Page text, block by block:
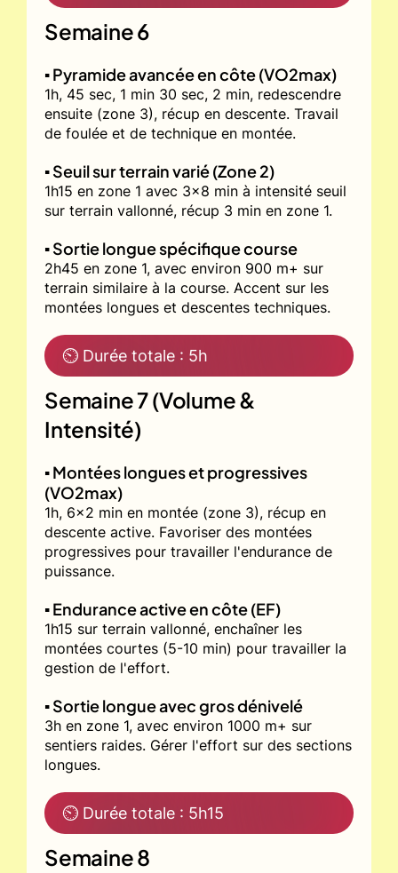
Semaine 6
▪️ Pyramide avancée en côte (VO2max)
1h, 45 sec, 1 min 30 sec, 2 min, redescendre
ensuite (zone 3), récup en descente. Travail
de foulée et de technique en montée.
▪️ Seuil sur terrain varié (Zone 2)
1h15 en zone 1 avec 3x8 min à intensité seuil
sur terrain vallonné, récup 3 min en zone 1.
▪️ Sortie longue spécifique course
2h45 en zone 1, avec environ 900 m+ sur
terrain similaire à la course. Accent sur les
montées longues et descentes techniques.
⏲ Durée totale : 5h
Semaine 7 (Volume &
Intensité)
▪️ Montées longues et progressives
(VO2max)
1h, 6x2 min en montée (zone 3), récup en
descente active. Favoriser des montées
progressives pour travailler l'endurance de
puissance.
▪️ Endurance active en côte (EF)
1h15 sur terrain vallonné, enchaîner les
montées courtes (5-10 min) pour travailler la
gestion de l'effort.
▪️ Sortie longue avec gros dénivelé
3h en zone 1, avec environ 1000 m+ sur
sentiers raides. Gérer l'effort sur des sections
longues.
⏲ Durée totale : 5h15
Semaine 8